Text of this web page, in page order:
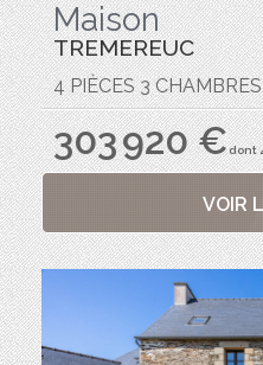
Maison
TREMEREUC
4 PIÈCES 3
303 920 €dont
VOIR